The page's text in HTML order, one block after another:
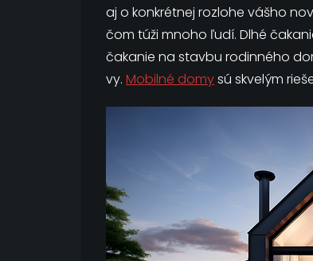
aj o konkrétnej rozlohe vášho
čom túži mnoho ľudí. Dlhé
čakanie na stavbu rodinného
vy. Mobilné domysú skvelým